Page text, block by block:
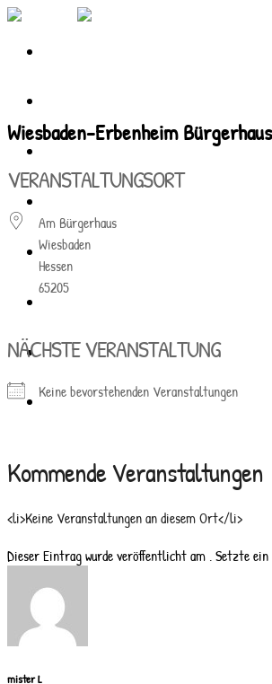
Skip
content
Die Boys
Referenzen
Veranstaltungen
Booking
Wiesbaden-Erbenheim Bürgerhaus
VERANSTALTUNGSORT
Am Bürgerhaus
Wiesbaden
Hessen
65205
NÄCHSTE VERANSTALTUNG
Keine bevorstehenden Veranstaltungen
Kommende Veranstaltungen
<li>Keine Veranstaltungen an diesem Ort</li>
Dieser Eintrag wurde veröffentlicht am . Setzte ein
mister L